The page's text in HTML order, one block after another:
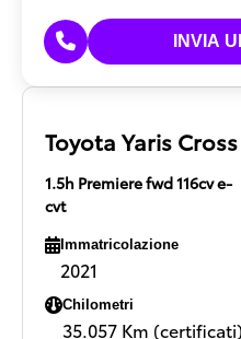
Toyota Yaris Cross
1.5h Premiere fwd 116cv e-
cvt
Immatricolazione
2021
Chilometri
35.057 Km (certificati)